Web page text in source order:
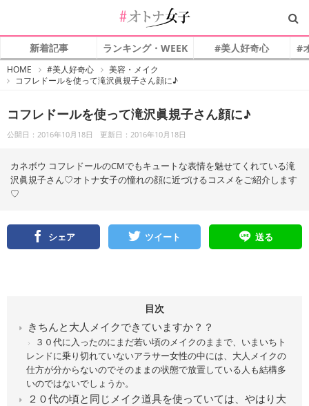
新着記事 ランキング・WEEK #美人好奇心 #
HOME
オ
ト
子
#美人好奇心
美容・メイク
コフレドールを使って滝沢眞規子さん顔に♪
コフレドールを使って滝沢眞規子さん顔に♪
公開日：2016年10月18日 更新日：2016年10月18日
カネボウ コフレドールのCMでもキュートな表情を魅せてくれている滝
沢眞規子さん♡オトナ女子の憧れの顔に近づけるコスメをご紹介します
♡
シェア ツイート 送る
目次
きちんと大人メイクできていますか？？
３０代に入ったのにまだ若い頃のメイクのままで、いまいちト
レンドに乗り切れていないアラサー女性の中には、大人メイクの
仕方が分からないのでそのままの状態で放置している人も結構多
いのではないでしょうか。
２０代の頃と同じメイク道具を使っていては、やはり大